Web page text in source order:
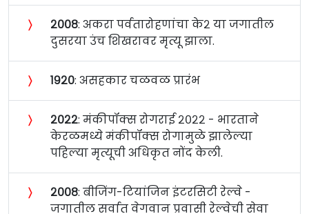
〉 २००८: अकरा पर्वतारोहणांचा के२ या जगातील
दुसरया उंच शिखरावर मृत्यू झाला.
〉 १९२०: असहकार चळवळ प्रारंभ
〉 २०२२: मंकीपॉक्स रोगराई २०२२ - भारताने
केरळमध्ये मंकीपॉक्स रोगामुळे झालेल्या
पहिल्या मृत्यूची अधिकृत नोंद केली.
〉 २००८: बीजिंग-टियांजिन इंटरसिटी रेल्वे -
जगातील सर्वात वेगवान प्रवासी रेल्वेची सेवा